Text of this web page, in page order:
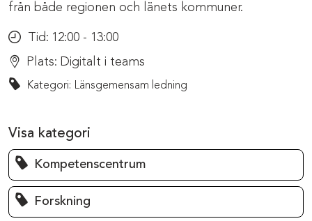
från både regionen och länets kommuner.
Tid: 12:00 - 13:00
Plats: Digitalt i teams
Kategori: Länsgemensam ledning
Visa kategori
Kompetenscentrum
Forskning